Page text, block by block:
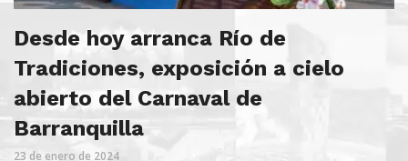
Desde hoy arranca Río de
Tradiciones, exposición a cielo
abierto del Carnaval de
Barranquilla
23 de enero de 2024